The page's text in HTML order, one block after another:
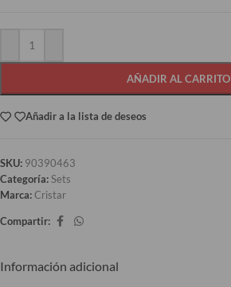
AÑADIR AL CARRITO
Añadir a la lista de deseos
SKU: 90390463
Categoría:Sets
Marca:Cristar
Compartir:
Información adicional